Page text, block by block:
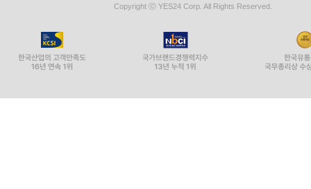
Copyright ⓒ YES24 Corp. All Rights Reserved.